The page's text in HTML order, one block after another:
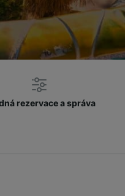
rezervace a správa